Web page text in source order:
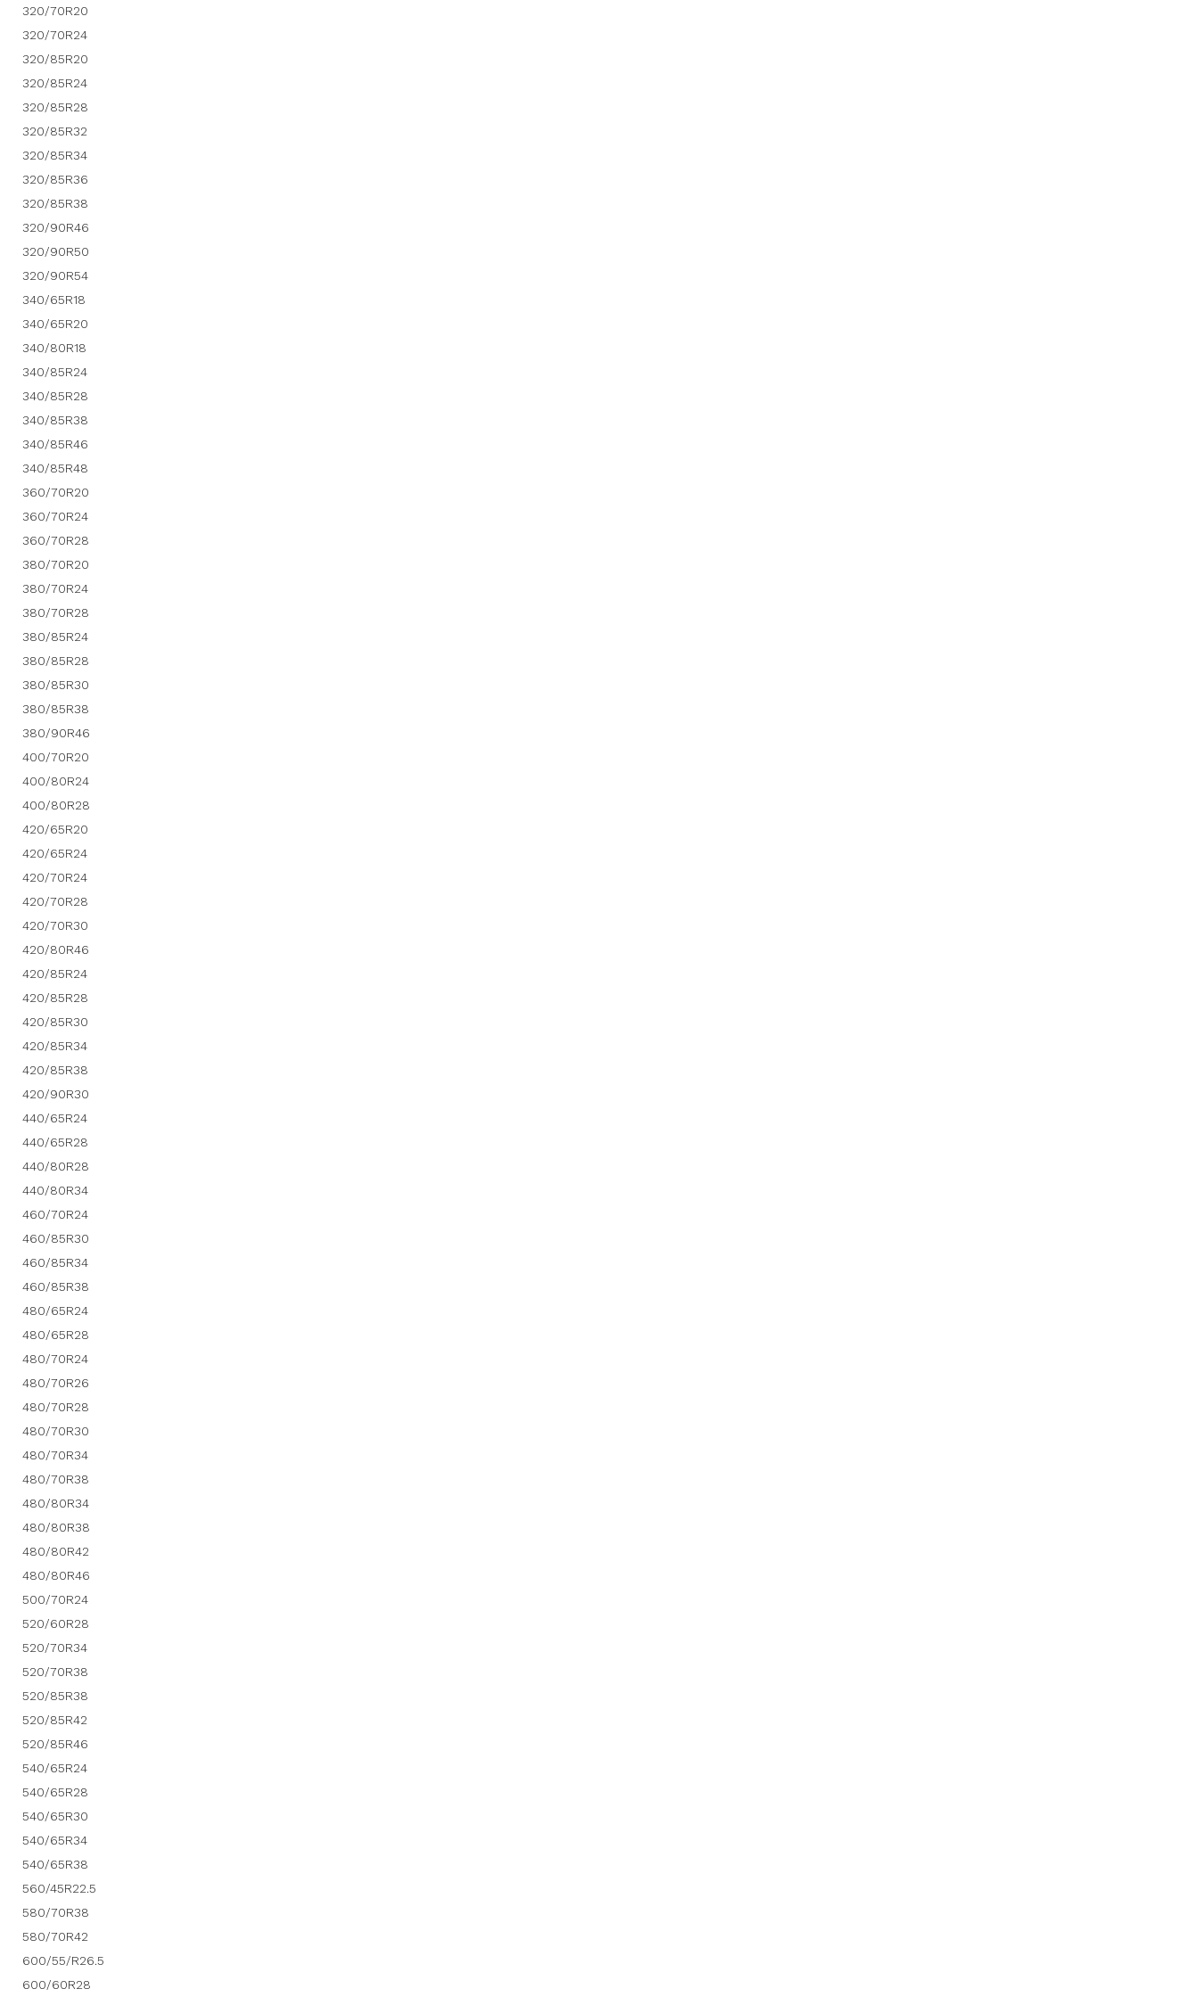
320/70R20
320/70R24
320/85R20
320/85R24
320/85R28
320/85R32
320/85R34
320/85R36
320/85R38
320/90R46
320/90R50
320/90R54
340/65R18
340/65R20
340/80R18
340/85R24
340/85R28
340/85R38
340/85R46
340/85R48
360/70R20
360/70R24
360/70R28
380/70R20
380/70R24
380/70R28
380/85R24
380/85R28
380/85R30
380/85R38
380/90R46
400/70R20
400/80R24
400/80R28
420/65R20
420/65R24
420/70R24
420/70R28
420/70R30
420/80R46
420/85R24
420/85R28
420/85R30
420/85R34
420/85R38
420/90R30
440/65R24
440/65R28
440/80R28
440/80R34
460/70R24
460/85R30
460/85R34
460/85R38
480/65R24
480/65R28
480/70R24
480/70R26
480/70R28
480/70R30
480/70R34
480/70R38
480/80R34
480/80R38
480/80R42
480/80R46
500/70R24
520/60R28
520/70R34
520/70R38
520/85R38
520/85R42
520/85R46
540/65R24
540/65R28
540/65R30
540/65R34
540/65R38
560/45R22.5
580/70R38
580/70R42
600/55/R26.5
600/60R28